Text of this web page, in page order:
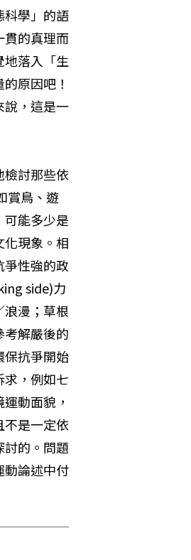
科學」的語
貫的真理而
落入「生
原因吧！
說，這是一
討那些依
賞鳥、遊
能多少是
現象。相
性強的政
side)力
漫；草根
考解嚴後的
保抗爭開始
，例如七
動面貌，
是一定依
的。問題
動論述中付